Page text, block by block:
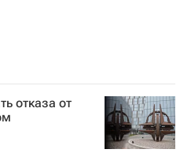
отказа от